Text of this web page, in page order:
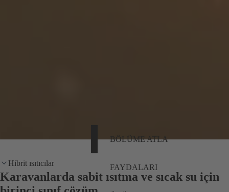
BÖLÜME ATLA
FAYDALARI
Hibrit ısıtıcılar
Karavanlarda sabit ısıtma ve sıcak su için